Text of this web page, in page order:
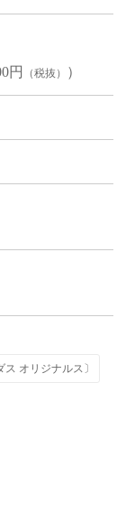
円 （税抜） ）
ス オリジナルス〕